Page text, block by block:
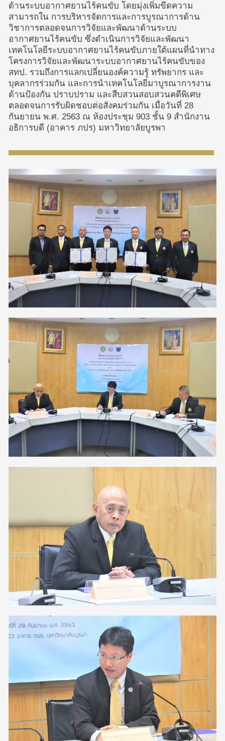
ด้านระบบอากาศยานไร้คนขับ โดยมุ่งเพิ่มขีดความ
สามารถใน การบริหารจัดการและการบูรณาการด้าน
วิชาการตลอดจนการวิจัยและพัฒนาด้านระบบ
อากาศยานไร้คนขับ ซึ่งดำเนินการวิจัยและพัฒนา
เทคโนโลยีระบบอากาศยานไร้คนขับภายใต้แผนที่นำทาง
โครงการวิจัยและพัฒนาระบบอากาศยานไร้คนขับของ
สทป. รวมถึงการแลกเปลี่ยนองค์ความรู้ ทรัพยากร และ
บุคลากรร่วมกัน และการนำเทคโนโลยีมาบูรณาการงาน
ด้านป้องกัน ปราบปราม และสืบสวนสอบสวนคดีพิเศษ
ตลอดจนการรับผิดชอบต่อสังคมร่วมกัน เมื่อวันที่ 28
กันยายน พ.ศ. 2563 ณ ห้องประชุม 903 ชั้น 9 สำนักงาน
อธิการบดี (อาคาร ภปร) มหาวิทยาลัยบูรพา